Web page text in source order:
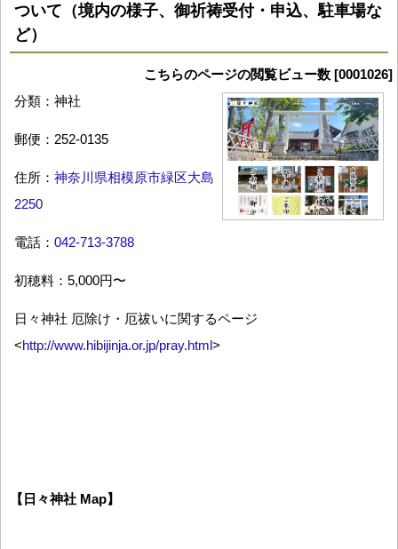
ついて（境内の様子、御祈祷受付・申込、駐車場な
ど）
こちらのページの閲覧ビュー数 [0001026]
分類：神社
郵便：252-0135
住所： 神奈川県相模原市緑区大島
2250
電話： 042-713-3788
初穂料：5,000円〜
日々神社 厄除け・厄祓いに関するページ
<http://www.hibijinja.or.jp/pray.html>
【日々神社 Map】